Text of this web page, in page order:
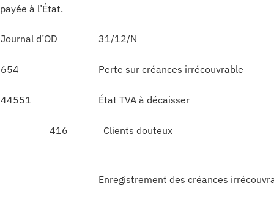
payée à l’État.
Journal d’OD 31/12/N
654 Perte sur créances irrécouvrable
44551 État TVA à décaisser
416 Clients douteux
Enregistrement des créances